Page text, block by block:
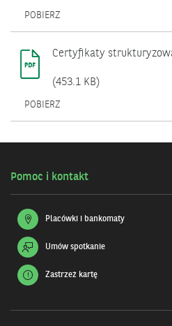
POBIERZ
NOWYM
OKNIE.
Certyfikaty
(453.1 KB)
POBIERZ
Pomoc i kontakt
Placówki i bankomaty
Umów spotkanie
Zastrzeż kartę